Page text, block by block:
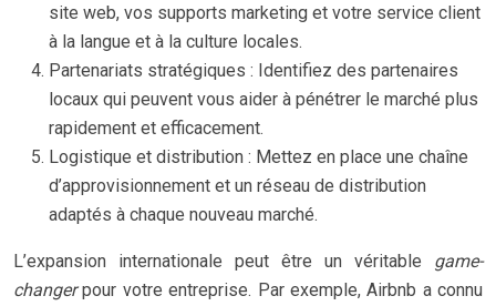
site web, vos supports marketing et votre service client
à la langue et à la culture locales.
Partenariats stratégiques : Identifiez des partenaires
locaux qui peuvent vous aider à pénétrer le marché plus
rapidement et efficacement.
Logistique et distribution : Mettez en place une chaîne
d’approvisionnement et un réseau de distribution
adaptés à chaque nouveau marché.
L’expansion internationale peut être un véritable game-
changerpour votre entreprise. Par exemple, Airbnb a connu